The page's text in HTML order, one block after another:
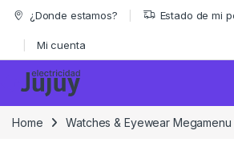
Skip to navigation
Skip to content
¿Donde estamos? Estado de mi
Mi cuenta
Home Watches & Eyewear